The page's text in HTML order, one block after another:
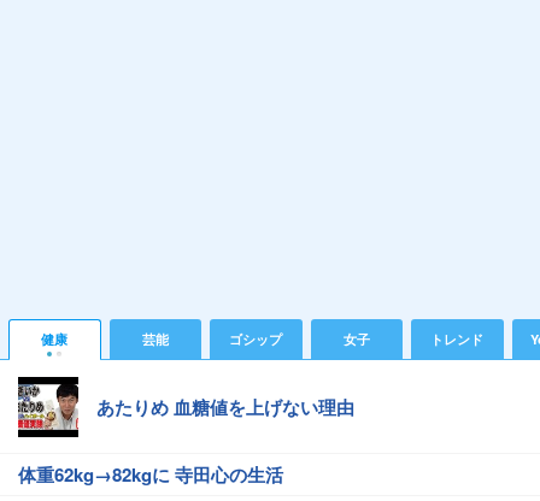
健康 芸能 ゴシップ 女子 トレンド
あたりめ 血糖値を上げない理由
体重62kg→82kgに 寺田心の生活